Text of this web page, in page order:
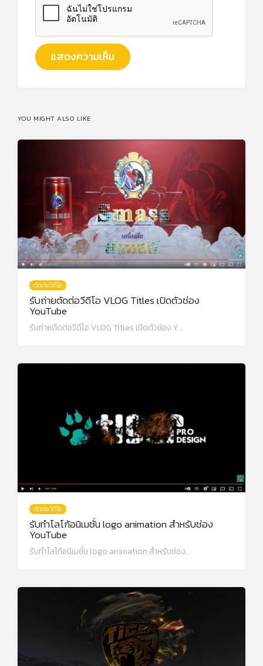
YOU MIGHT ALSO LIKE
ตัดต่อวิดีโอ
รับถ่ายตัดต่อวีดีโอ VLOG Titles เปิดตัวช่อง
YouTube
รับถ่ายตัดต่อวีดีโอ VLOG Titles เปิดตัวช่อง Y…
ตัดต่อวิดีโอ
รับทำโลโก้อนิเมชั่น logo animation สำหรับช่อง
YouTube
รับทำโลโก้อนิเมชั่น logo animation สำหรับช่อง…